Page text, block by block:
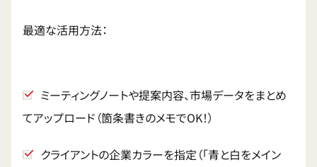
最適な活用方法：
ミーティングノートや提案内容、市場データをまとめ
てアップロード（箇条書きのメモでOK！）
クライアントの企業カラーを指定（「青と白をメイン